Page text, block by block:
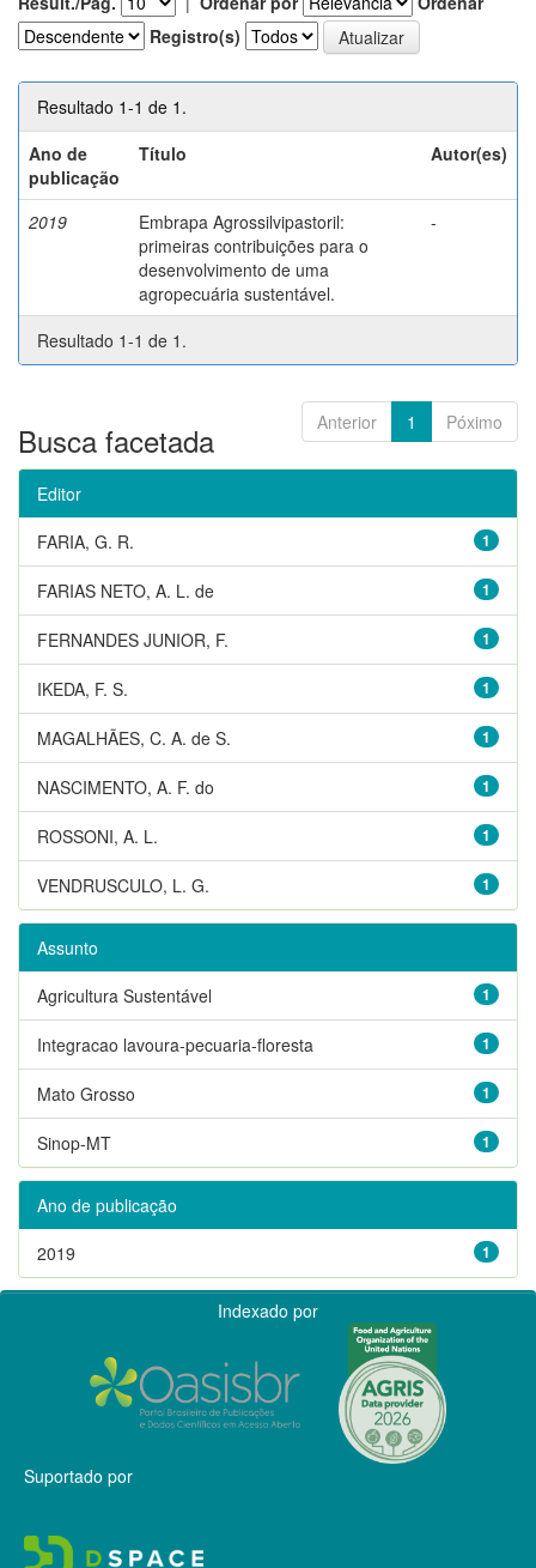
Registro(s)
Resultado 1-1 de 1.
Ano de
publicação
Título Autor(es)
2019
Embrapa Agrossilvipastoril:
primeiras contribuições para o
desenvolvimento de uma
agropecuária sustentável.
-
Resultado 1-1 de 1.
Anterior 1 Póximo
Busca facetada
Editor
1
FARIA, G. R.
1
FARIAS NETO, A. L. de
1
FERNANDES JUNIOR, F.
1
IKEDA, F. S.
1
MAGALHÃES, C. A. de S.
1
NASCIMENTO, A. F. do
1
ROSSONI, A. L.
1
VENDRUSCULO, L. G.
Assunto
1
Agricultura Sustentável
1
Integracao lavoura-pecuaria-floresta
1
Mato Grosso
1
Sinop-MT
Ano de publicação
1
2019
Indexado por
Suportado por